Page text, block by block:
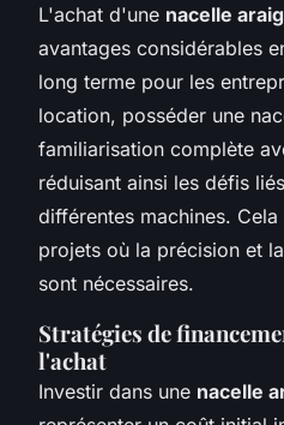
L'achat d'une nacelle
avantages considérables
long terme pour les
location, posséder une
familiarisation complète
réduisant ainsi les défis
différentes machines.
projets où la précision et
sont nécessaires.
Stratégies de
l'achat
Investir dans une nacelle